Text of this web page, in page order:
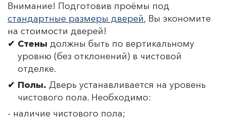
Внимание! Подготовив проёмы под
стандартные размеры дверей, Вы экономите
на стоимости дверей!
Стены должны быть по вертикальному
уровню (без отклонений) в чистовой
отделке.
Полы. Дверь устанавливается на уровень
чистового пола. Необходимо:
- наличие чистового пола;